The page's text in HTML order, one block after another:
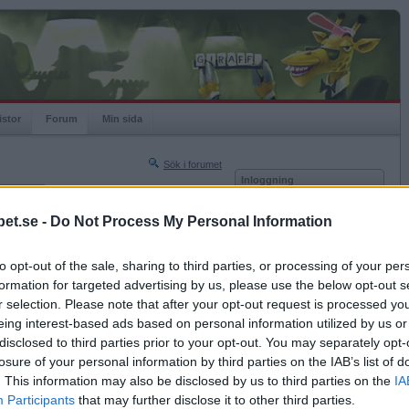
- Do Not Process My Personal Information
opt-out of the sale, sharing to third parties, or processing of your
for targeted advertising by us, please use the below opt-out
selection. Please note that after your opt-out request is processed
interest-based ads based on personal information utilized by us
to third parties prior to your opt-out. You may separately
of your personal information by third parties on the IAB’s list of
This information may also be disclosed by us to third parties on the
Participants that may further disclose it to other third parties.
Forum Min sida
Sök i forumet
Nästa sida »
2021-01-20 22:44
Inloggning
Kom ihåg mig
Glömt ditt lösenord?
Få ny aktiveringslänk
Betapet är gratis!